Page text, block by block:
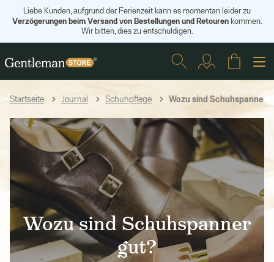
Liebe Kunden, aufgrund der Ferienzeit kann es momentan leider zu
Verzögerungen beim Versand von Bestellungen und Retourenkommen.
Wir bitten, dies zu entschuldigen.
Startseite Journal Schuhpflege Wozu sind Schuhspanner
Wozu sind Schuhspanner
gut?